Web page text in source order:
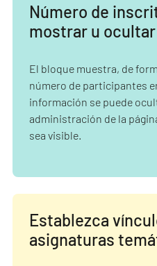
Número de
mostrar u ocultar
El bloque muestra, de
número de participantes
información se puede
administración de la
sea visible.
Establezca
asignaturas